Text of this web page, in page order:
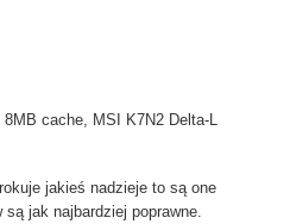
cache, MSI K7N2 Delta-L
jakieś nadzieje to są one
jak najbardziej poprawne.